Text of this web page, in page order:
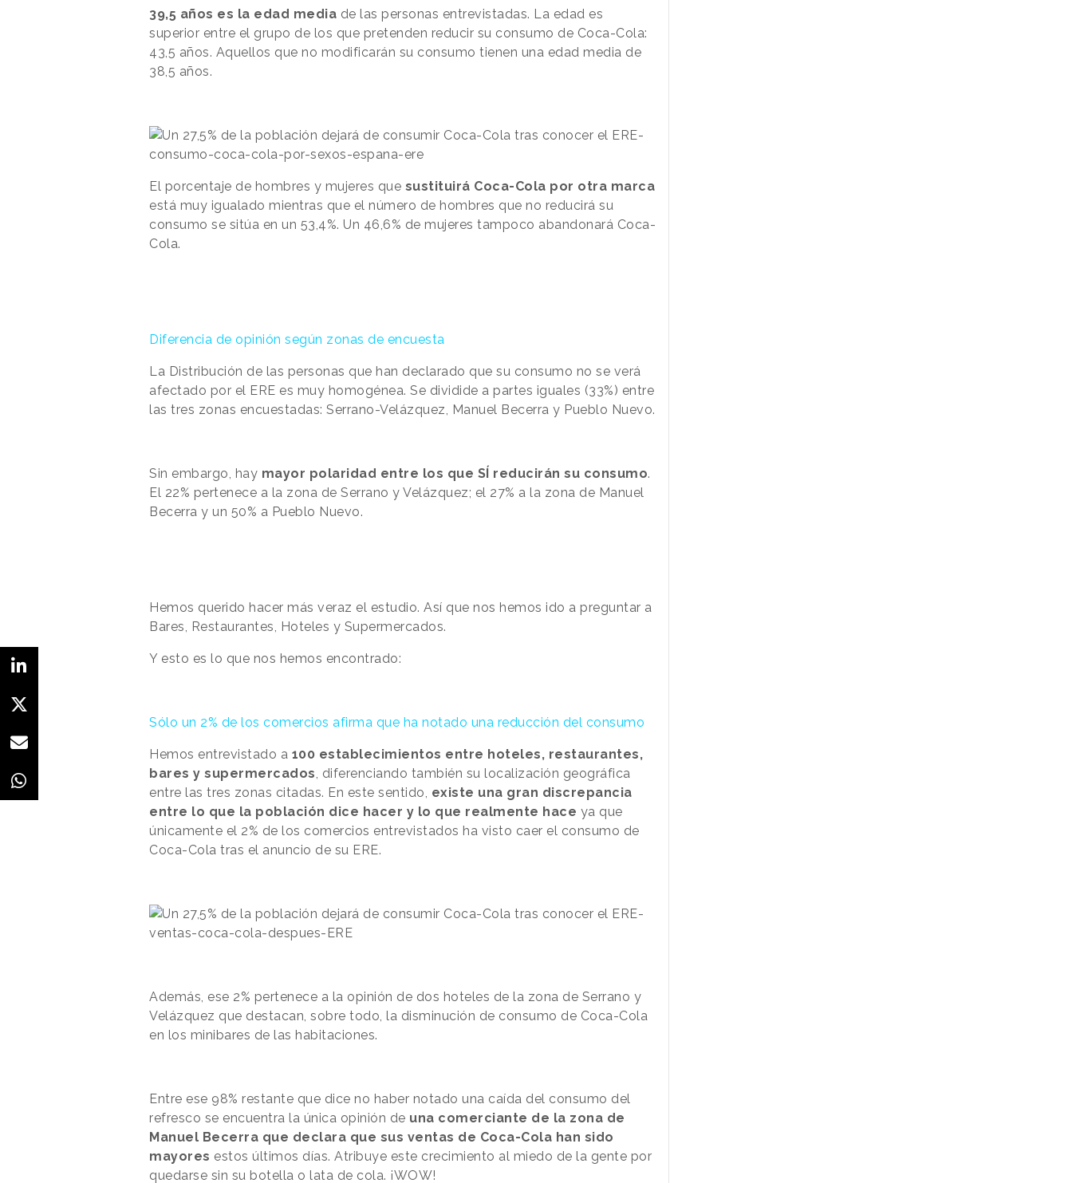
39,5 años es la edad media de las personas entrevistadas. La edad es
superior entre el grupo de los que pretenden reducir su consumo de Coca-Cola:
43,5 años. Aquellos que no modificarán su consumo tienen una edad media de
38,5 años.
El porcentaje de hombres y mujeres que sustituirá Coca-Cola por otra marca
está muy igualado mientras que el número de hombres que no reducirá su
consumo se sitúa en un 53,4%. Un 46,6% de mujeres tampoco abandonará Coca-
Cola.
Diferencia de opinión según zonas de encuesta
La Distribución de las personas que han declarado que su consumo no se verá
afectado por el ERE es muy homogénea. Se dividide a partes iguales (33%) entre
las tres zonas encuestadas: Serrano-Velázquez, Manuel Becerra y Pueblo Nuevo.
Sin embargo, hay mayor polaridad entre los que SÍ reducirán su consumo.
El 22% pertenece a la zona de Serrano y Velázquez; el 27% a la zona de Manuel
Becerra y un 50% a Pueblo Nuevo.
Hemos querido hacer más veraz el estudio. Así que nos hemos ido a preguntar a
Bares, Restaurantes, Hoteles y Supermercados.
Y esto es lo que nos hemos encontrado:
Sólo un 2% de los comercios afirma que ha notado una reducción del consumo
Hemos entrevistado a 100 establecimientos entre hoteles, restaurantes,
bares y supermercados , diferenciando también su localización geográfica
entre las tres zonas citadas. En este sentido, existe una gran discrepancia
entre lo que la población dice hacer y lo que realmente hace ya que
únicamente el 2% de los comercios entrevistados ha visto caer el consumo de
Coca-Cola tras el anuncio de su ERE.
Además, ese 2% pertenece a la opinión de dos hoteles de la zona de Serrano y
Velázquez que destacan, sobre todo, la disminución de consumo de Coca-Cola
en los minibares de las habitaciones.
Entre ese 98% restante que dice no haber notado una caída del consumo del
refresco se encuentra la única opinión de una comerciante de la zona de
Manuel Becerra que declara que sus ventas de Coca-Cola han sido
mayores estos últimos días. Atribuye este crecimiento al miedo de la gente por
quedarse sin su botella o lata de cola. ¡WOW!